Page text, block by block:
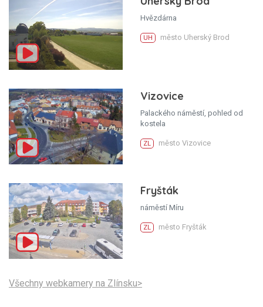
Hvězdárna
UH město Uherský Brod
Vizovice
Palackého náměstí, pohled od
kostela
ZL město Vizovice
Fryšták
náměstí Míru
ZL město Fryšták
Všechny webkamery na Zlínsku>